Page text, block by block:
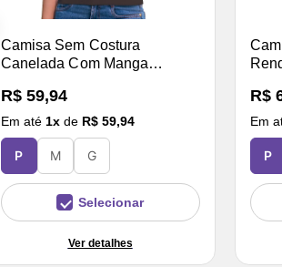
Camisa Sem Costura
Canelada Com Manga
R$ 59,94
Em até 1x de R$ 59,94
P M G
Selecionar
Ver detalhes
R$
Em
P